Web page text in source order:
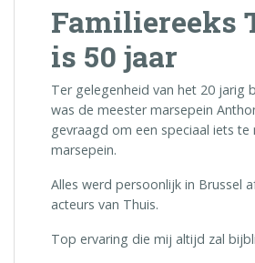
Familiereeks
is 50 jaar
Ter gelegenheid van het 20 jarig
was de meester marsepein
gevraagd om een speciaal iets te
marsepein.
Alles werd persoonlijk in Brussel
acteurs van Thuis.
Top ervaring die mij altijd zal